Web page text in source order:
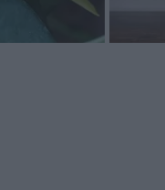
którą sadzimy w
uprawa jest łatwa.
tą roślinę